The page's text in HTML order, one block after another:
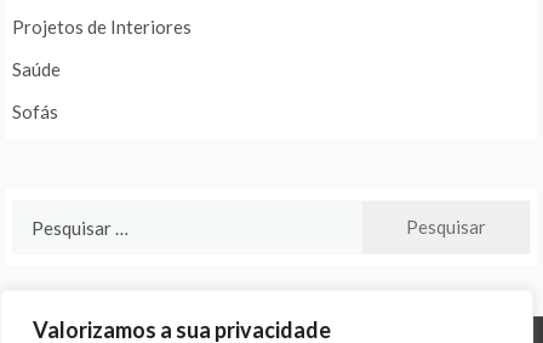
Valorizamos a sua privacidade
Projetos de Interiores
Saúde
Sofás